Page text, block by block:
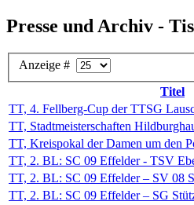
Presse und Archiv -
Anzeige #
Titel
TT, 4. Fellberg-Cup der TTSG
TT, Stadtmeisterschaften
TT, Kreispokal der Damen um den
TT, 2. BL: SC 09 Effelder - TSV
TT, 2. BL: SC 09 Effelder – SV 08
TT, 2. BL: SC 09 Effelder – SG